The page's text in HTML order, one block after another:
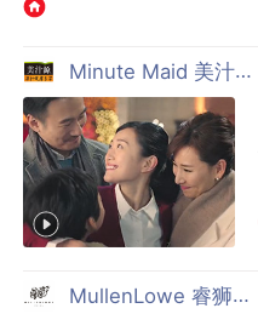
Minute Maid 美汁源
MullenLowe 睿狮广告传播 上海